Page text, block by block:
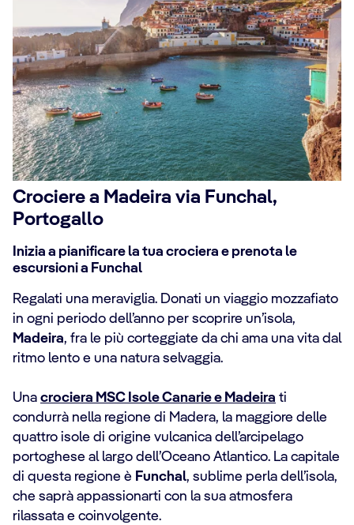
Crociere a Madeira via Funchal,
Portogallo
Inizia a pianificare la tua crociera e prenota le
escursioni a Funchal
Regalati una meraviglia. Donati un viaggio mozzafiato
in ogni periodo dell’anno per scoprire un’isola,
Madeira, fra le più corteggiate da chi ama una vita dal
ritmo lento e una natura selvaggia.
Una crociera MSC Isole Canarie e Madeira ti
condurrà nella regione di Madera, la maggiore delle
quattro isole di origine vulcanica dell’arcipelago
portoghese al largo dell’Oceano Atlantico. La capitale
di questa regione è Funchal, sublime perla dell’isola,
che saprà appassionarti con la sua atmosfera
rilassata e coinvolgente.